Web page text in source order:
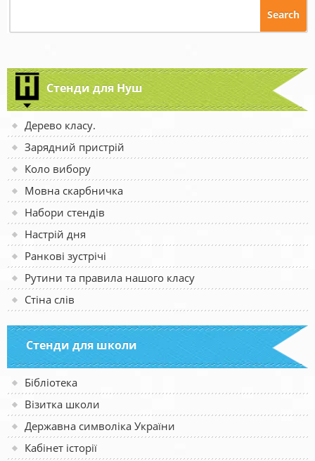
Стенди для Нуш
Дерево класу.
Зарядний пристрій
Коло вибору
Мовна скарбничка
Набори стендів
Настрій дня
Ранкові зустрічі
Рутини та правила нашого класу
Стіна слів
Стенди для школи
Бібліотека
Візитка школи
Державна символіка України
Кабінет історії